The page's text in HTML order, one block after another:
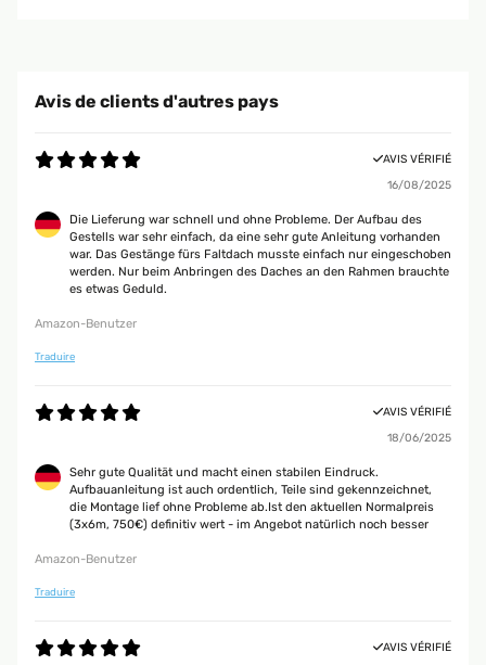
Avis de clients d'autres pays
AVIS VÉRIFIÉ
16/08/2025
Die Lieferung war schnell und ohne Probleme. Der Aufbau des
Gestells war sehr einfach, da eine sehr gute Anleitung vorhanden
war. Das Gestänge fürs Faltdach musste einfach nur eingeschoben
werden. Nur beim Anbringen des Daches an den Rahmen brauchte
es etwas Geduld.
Amazon-Benutzer
Traduire
AVIS VÉRIFIÉ
18/06/2025
Sehr gute Qualität und macht einen stabilen Eindruck.
Aufbauanleitung ist auch ordentlich, Teile sind gekennzeichnet,
die Montage lief ohne Probleme ab.Ist den aktuellen Normalpreis
(3x6m, 750€) definitiv wert - im Angebot natürlich noch besser
Amazon-Benutzer
Traduire
AVIS VÉRIFIÉ